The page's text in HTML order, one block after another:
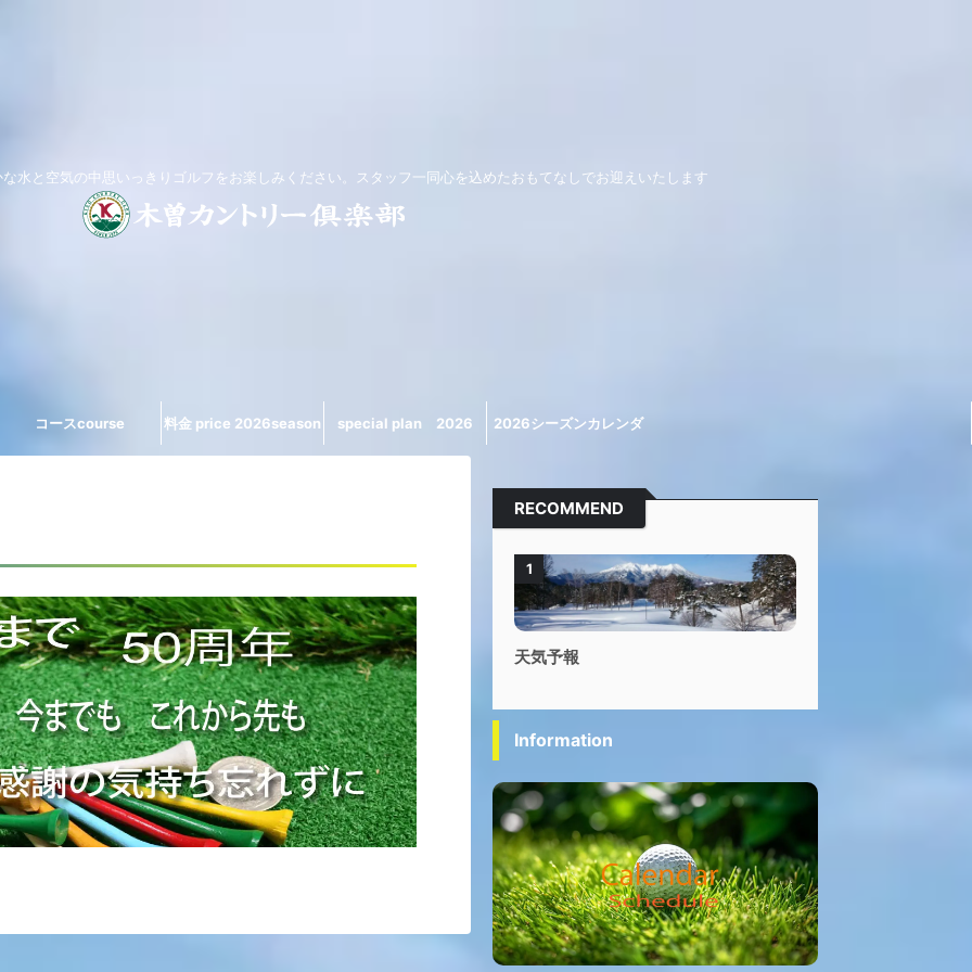
水と空気の中思いっきりゴルフをお楽しみください。スタッフ一同心を込めたおもてなしでお迎えいたします
コースcourse 料金 price 2026season special plan 2026 2026シーズンカレンダ
RECOMMEND
1
天気予報
Information